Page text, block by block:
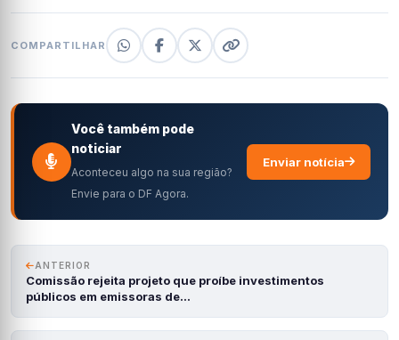
COMPARTILHAR
Você também pode
noticiar
Aconteceu algo na sua região?
Envie para o DF Agora.
Enviar notícia
ANTERIOR
Comissão rejeita projeto que proíbe investimentos
públicos em emissoras de…